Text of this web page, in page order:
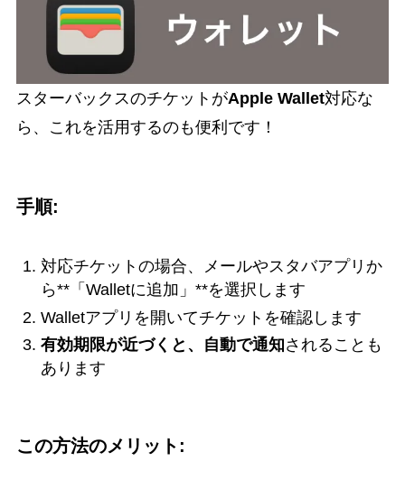
スターバックスのチケットがApple Wallet対応な
ら、これを活用するのも便利です！
手順:
対応チケットの場合、メールやスタバアプリか
ら**「Walletに追加」**を選択します
Walletアプリを開いてチケットを確認します
有効期限が近づくと、自動で通知されることも
あります
この方法のメリット: